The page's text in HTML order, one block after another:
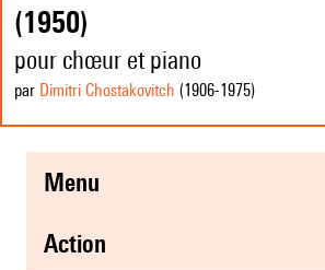
(1950)
pour chœur et piano
par Dimitri Chostakovitch (1906-1975)
menu
action